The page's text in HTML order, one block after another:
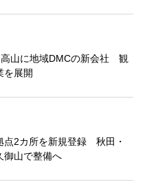
山に地域DMCの新会社 観
を展開
点2カ所を新規登録 秋田・
御山で整備へ